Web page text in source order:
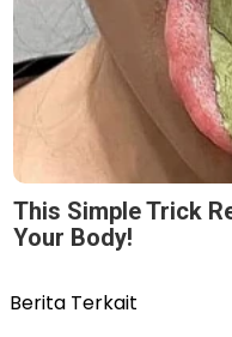
This Simple Trick
Your Body!
Berita Terkait